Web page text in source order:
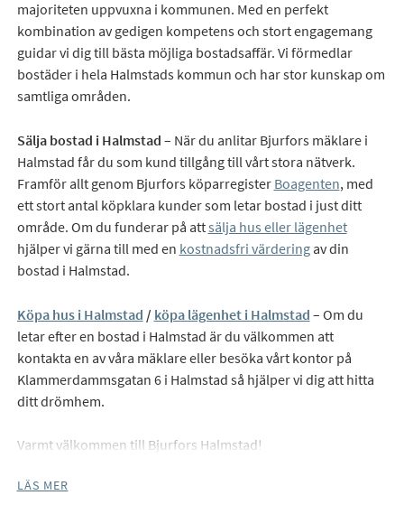
majoriteten uppvuxna i kommunen. Med en perfekt
kombination av gedigen kompetens och stort engagemang
guidar vi dig till bästa möjliga bostadsaffär. Vi förmedlar
bostäder i hela Halmstads kommun och har stor kunskap om
samtliga områden.
Sälja bostad i Halmstad – När du anlitar Bjurfors mäklare i
Halmstad får du som kund tillgång till vårt stora nätverk.
Framför allt genom Bjurfors köparregister Boagenten, med
ett stort antal köpklara kunder som letar bostad i just ditt
område. Om du funderar på attsälja hus eller lägenhet
hjälper vi gärna till med en kostnadsfri värderingav din
bostad i Halmstad.
Köpa hus i Halmstad / köpa lägenhet i Halmstad – Om du
letar efter en bostad i Halmstad är du välkommen att
kontakta en av våra mäklare eller besöka vårt kontor på
Klammerdammsgatan 6 i Halmstad så hjälper vi dig att hitta
ditt drömhem.
Varmt välkommen till Bjurfors Halmstad!
LÄS MER